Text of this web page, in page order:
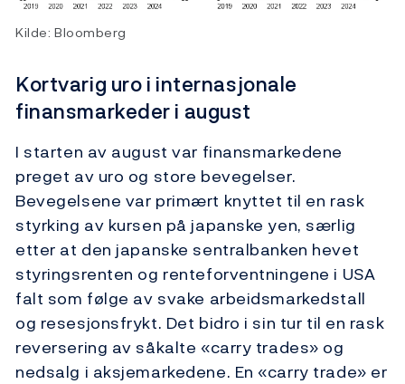
Kilde: Bloomberg
Kortvarig uro i internasjonale
finansmarkeder i august
I starten av august var finansmarkedene
preget av uro og store bevegelser.
Bevegelsene var primært knyttet til en rask
styrking av kursen på japanske yen, særlig
etter at den japanske sentralbanken hevet
styringsrenten og renteforventningene i USA
falt som følge av svake arbeidsmarkedstall
og resesjonsfrykt. Det bidro i sin tur til en rask
reversering av såkalte «carry trades» og
nedsalg i aksjemarkedene. En «carry trade» er